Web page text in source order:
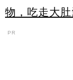
物，吃走大
PR